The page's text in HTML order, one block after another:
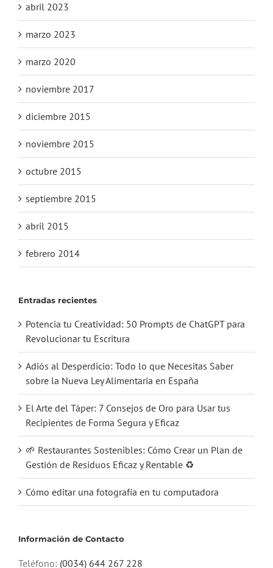
abril 2023
marzo 2023
marzo 2020
noviembre 2017
diciembre 2015
noviembre 2015
octubre 2015
septiembre 2015
abril 2015
febrero 2014
Entradas recientes
Potencia tu Creatividad: 50 Prompts de ChatGPT para
Revolucionar tu Escritura
Adiós al Desperdicio: Todo lo que Necesitas Saber
sobre la Nueva Ley Alimentaria en España
El Arte del Táper: 7 Consejos de Oro para Usar tus
Recipientes de Forma Segura y Eficaz
🌱 Restaurantes Sostenibles: Cómo Crear un Plan de
Gestión de Residuos Eficaz y Rentable ♻️
Cómo editar una fotografía en tu computadora
Información de Contacto
Teléfono: (0034) 644 267 228